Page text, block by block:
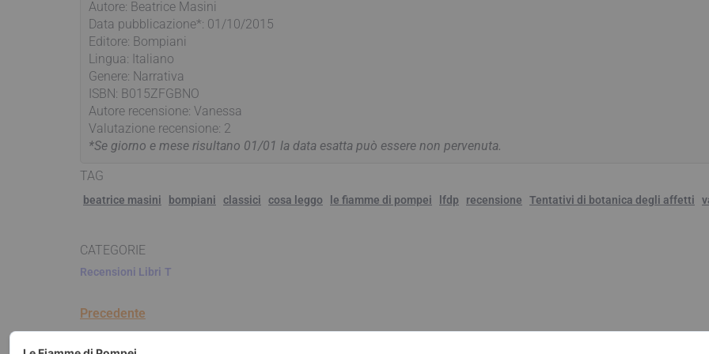
Autore: Beatrice Masini
Data pubblicazione*: 01/10/2015
Editore: Bompiani
Lingua: Italiano
Genere: Narrativa
ISBN: B015ZFGBNO
Autore recensione: Vanessa
Valutazione recensione: 2
*Se giorno e mese risultano 01/01 la data esatta può essere non pervenuta.
TAG
beatrice masini bompiani classici cosa leggo le fiamme di pompei lfdp recensione Tentativi di botanica degli affetti
CATEGORIE
Recensioni Libri T
Precedente